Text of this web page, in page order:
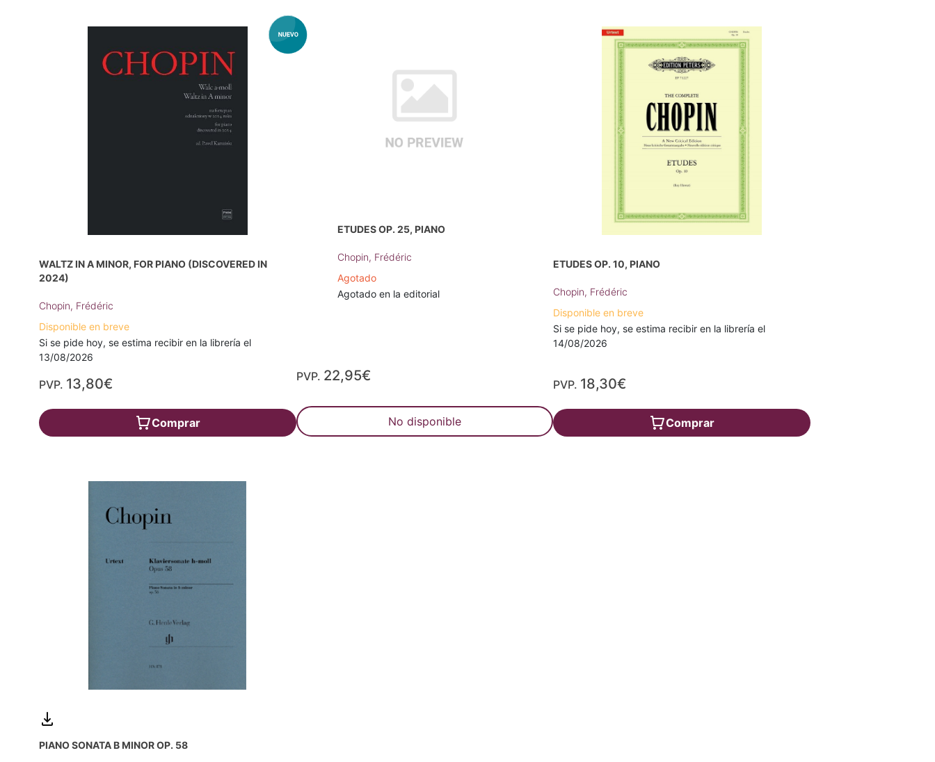
WALTZ IN A MINOR, FOR PIANO (DISCOVERED IN
2024)
Chopin, Frédéric
Disponible en breve
Si se pide hoy, se estima recibir en la librería el
13/08/2026
PVP. 13,80€
Comprar
ETUDES OP. 25, PIANO
Chopin, Frédéric
Agotado
Agotado en la editorial
PVP. 22,95€
No disponible
ETUDES OP. 10, PIANO
Chopin, Frédéric
Disponible en breve
Si se pide hoy, se estima recibir en la librería el
14/08/2026
PVP. 18,30€
Comprar
PIANO SONATA B MINOR OP. 58